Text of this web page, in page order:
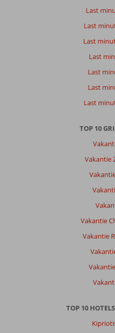
Last
Last
Last
Last
Last
Last
Last
TOP 10
Vakantie
Vakantie
Vakantie
TOP 10